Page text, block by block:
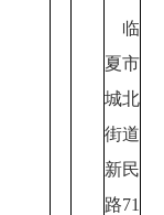
临
夏市
城北
街道
新民
路71